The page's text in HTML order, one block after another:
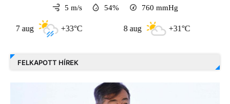
5 m/s 54% 760 mmHg
+33°C +31°C
FELKAPOTT HÍREK